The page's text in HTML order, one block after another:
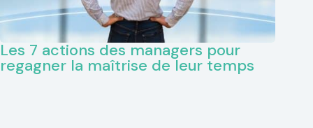
Les 7 actions des managers pour
regagner la maîtrise de leur temps